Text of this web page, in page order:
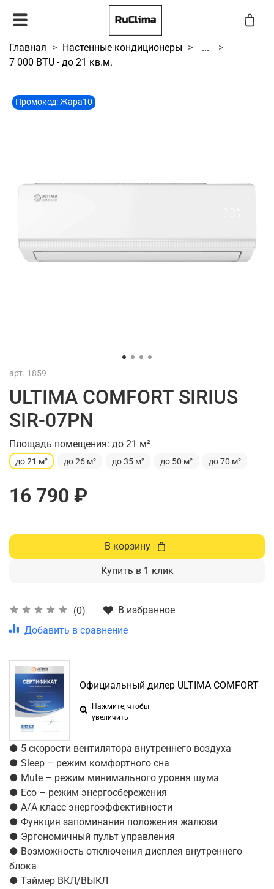
Главная Настенные кондиционеры
...
7 000 BTU - до 21 кв.м.
Промокод: Жара10
арт. 1859
ULTIMA COMFORT SIRIUS
SIR-07PN
Площадь помещения: до 21 м²
до 21 м² до 26 м² до 35 м² до 50 м² до 70 м²
(0)
В избранное
Добавить в сравнение
16 790 ₽
В корзину
Купить в 1 клик
Официальный дилер ULTIMA COMFORT
Нажмите, чтобы
увеличить
● 5 скорости вентилятора внутреннего воздуха
● Sleep – режим комфортного сна
● Mute – режим минимального уровня шума
● Eco – режим энергосбережения
● A/A класс энергоэффективности
● Функция запоминания положения жалюзи
● Эргономичный пульт управления
● Возможность отключения дисплея внутреннего
блока
● Таймер ВКЛ/ВЫКЛ